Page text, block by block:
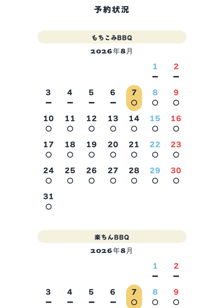
予約状況
もちこみBBQ
2026年8月
1
－
2
－
3
－
4
－
5
－
6
－
7
○
8
○
9
○
10
○
11
○
12
○
13
○
14
○
15
○
16
○
17
○
18
○
19
○
20
○
21
○
22
○
23
○
24
○
25
○
26
○
27
○
28
○
29
○
30
○
31
○
2026年9月
楽ちんBBQ
2026年8月
1
－
2
－
3
－
4
－
5
－
6
－
7
○
8
○
9
○